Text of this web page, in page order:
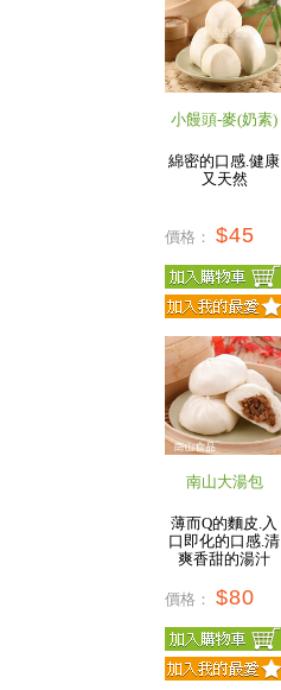
小饅頭-麥(奶素)
綿密的口感.健康
又天然
價格： $45
南山大湯包
薄而Q的麵皮.入
口即化的口感.清
爽香甜的湯汁
價格： $80